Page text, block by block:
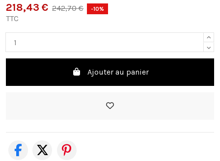
218,43 € 242,70 € -10%
TTC
Ajouter au panier